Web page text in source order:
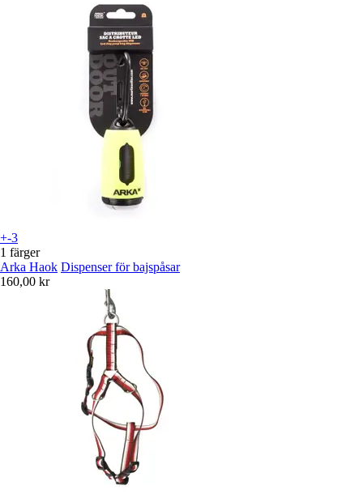
+-3
1 färger
Arka Haok Dispenser för bajspåsar
160,00 kr